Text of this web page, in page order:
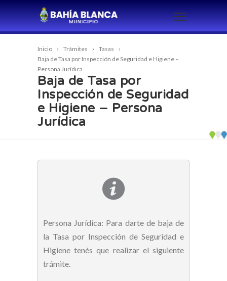
Inicio Trámites
Tasas
Baja de Tasa por Inspección de Seguridad e Higiene –
Persona Jurídica
Baja de Tasa por
Inspección de Seguridad
e Higiene – Persona
Jurídica
Persona Jurídica: Para darte de baja de
la Tasa por Inspección de Seguridad e
Higiene tenés que realizar el siguiente
trámite.